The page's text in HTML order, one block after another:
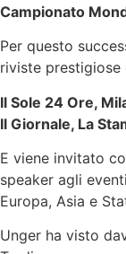
Campionato
Per questo
riviste prestigiose
Il Sole 24 Ore,
Il Giornale, La
E viene invitato
speaker agli
Europa, Asia e
Unger ha visto